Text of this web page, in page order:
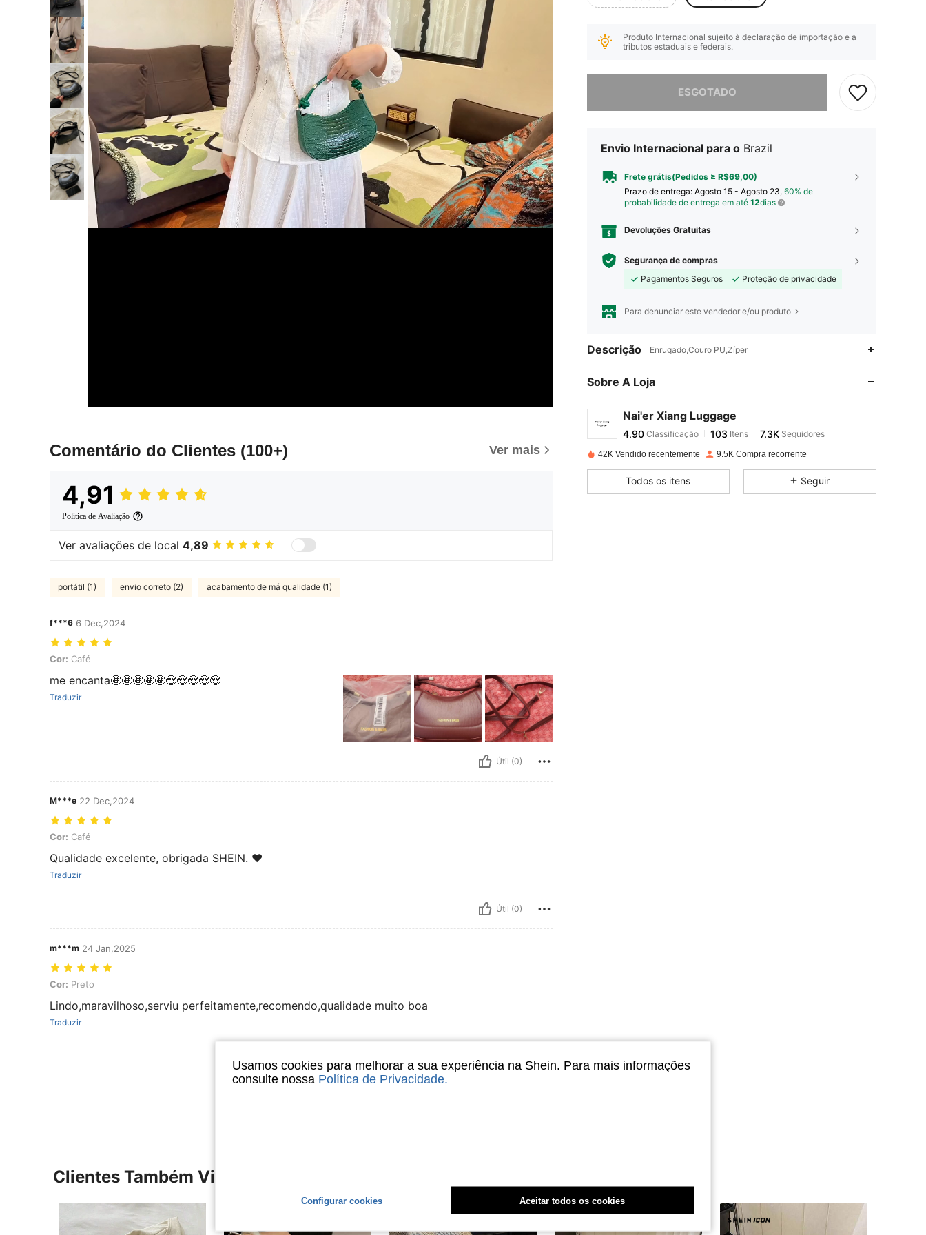
Comentário do Clientes (100+) Ver mais
4,91
Política de Avaliação
Ver avaliações de local 4,89
portátil (1) envio correto (2) acabamento de má qualidade (1)
f***6 6 Dec,2024
Cor: Café
Cor: Café
me encanta🤩🤩🤩🤩🤩😍😍😍😍😍
Traduzir
Útil (0)
M***e 22 Dec,2024
Cor: Café
Cor: Café
Qualidade excelente, obrigada SHEIN. ❤️
Traduzir
Útil (0)
m***m 24 Jan,2025
Cor: Preto
Cor: Preto
Lindo,maravilhoso,serviu perfeitamente,recomendo,qualidade muito boa
Traduzir
Produto Internacional sujeito à declaração de importação e a
tributos estaduais e federais.
ESGOTADO
Desculpe, este produto está esgotado.
Envio Internacional para o Brazil
Frete grátis(Pedidos ≥ R$69,00)
Prazo de entrega: Agosto 15 - Agosto 23, 60% de
probabilidade de entrega em até 12dias
Devoluções Gratuitas
Segurança de compras
Pagamentos Seguros
Proteção de privacidade
Para denunciar este vendedor e/ou produto
Descrição Enrugado,Couro PU,Zíper
Sobre A Loja
Nai'er Xiang Luggage
4,90
4,90Classificação 103Itens
c***5pago 1 dia atrás
42K Vendido recentemente 9.5K Compra recorrente
Todos os itens Seguir
Clientes Também Visitaram
Usamos cookies para melhorar a sua experiência na Shein. Para mais informações
consulte nossa Política de Privacidade.
Configurar cookies Aceitar todos os cookies